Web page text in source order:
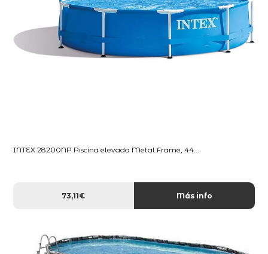
INTEX 28200NP Piscina elevada Metal Frame, 44...
73,11€ Más info